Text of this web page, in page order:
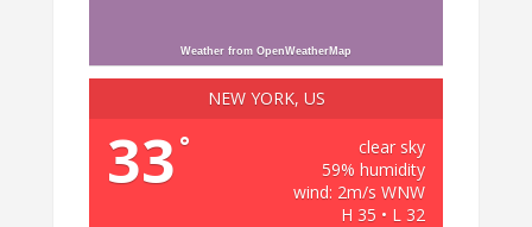
Weather from OpenWeatherMap
NEW YORK, US
33 °
clear sky
59% humidity
wind: 2m/s WNW
H 35 • L 32